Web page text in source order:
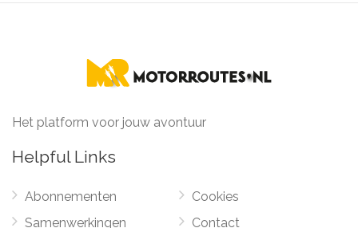
Het platform voor jouw avontuur
Helpful Links
Abonnementen
Samenwerkingen
Cookies
Contact